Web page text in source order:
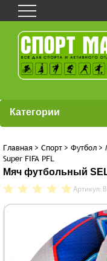
Категории
Главная > Спорт > Футбол >
Super FIFA PFL
Мяч футбольный
Артикул: